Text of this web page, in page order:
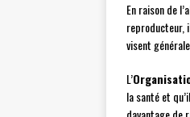
En raison de
reproducteur,
visent
L’
la santé et